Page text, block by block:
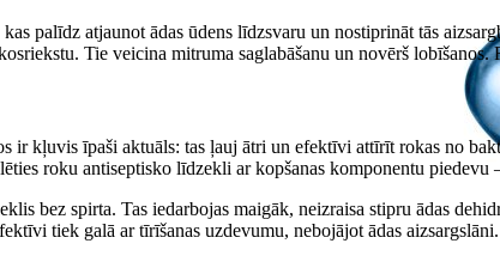
palīdz atjaunot ādas ūdens līdzsvaru un nostiprināt tās
Tie veicina mitruma saglabāšanu un novērš
ir kļuvis īpaši aktuāls: tas ļauj ātri un efektīvi attīrīt rokas no
roku antiseptisko līdzekli ar kopšanas komponentu
bez spirta. Tas iedarbojas maigāk, neizraisa stipru ādas
tiek galā ar tīrīšanas uzdevumu, nebojājot ādas aizsargslāni.